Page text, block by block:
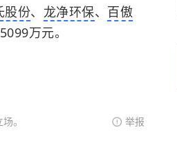
股份、 龙净环保、 百傲
万元。
。 举报